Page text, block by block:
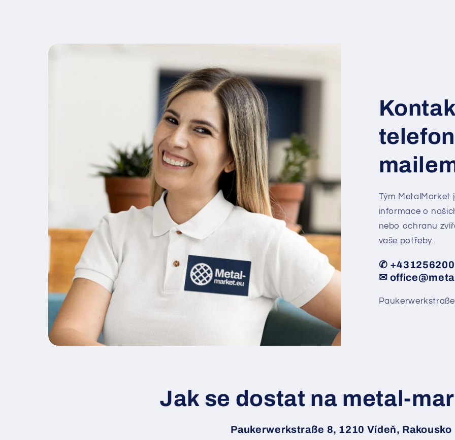
Tým MetalMarket
informace o
nebo ochranu
vaše potřeby.
✆
✉
Jak se dostat na metal-
Paukerwerkstraße 8, 1210 Vídeň, Rakousko